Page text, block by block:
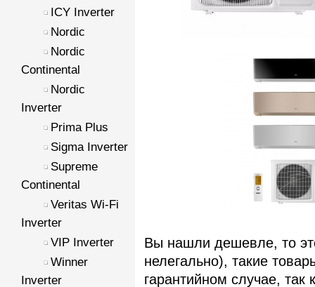
ICY Inverter
Nordic
Nordic
Continental
Nordic
Inverter
Prima Plus
Sigma Inverter
Supreme
Continental
Veritas Wi-Fi
Inverter
VIP Inverter
Winner
Inverter
Вы нашли дешевле, то
нелегально), такие
гарантийном случае, так